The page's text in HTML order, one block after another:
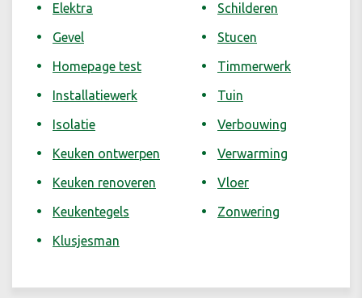
Elektra
Gevel
Homepage test
Installatiewerk
Isolatie
Keuken ontwerpen
Keuken renoveren
Keukentegels
Klusjesman
Schilderen
Stucen
Timmerwerk
Tuin
Verbouwing
Verwarming
Vloer
Zonwering